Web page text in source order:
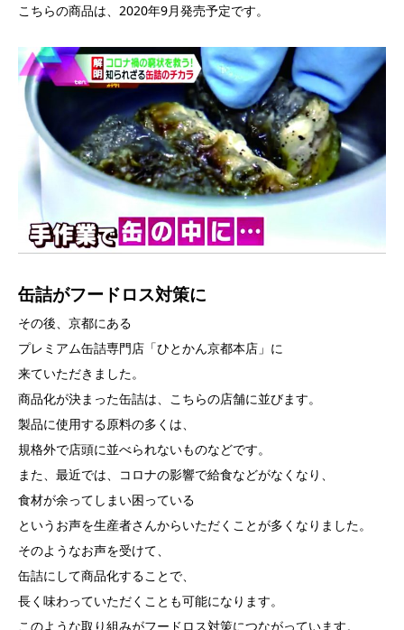
こちらの商品は、2020年9月発売予定です。
缶詰がフードロス対策に
その後、京都にある
プレミアム缶詰専門店「ひとかん京都本店」に
来ていただきました。
商品化が決まった缶詰は、こちらの店舗に並びます。
製品に使用する原料の多くは、
規格外で店頭に並べられないものなどです。
また、最近では、コロナの影響で給食などがなくなり、
食材が余ってしまい困っている
というお声を生産者さんからいただくことが多くなりました。
そのようなお声を受けて、
缶詰にして商品化することで、
長く味わっていただくことも可能になります。
このような取り組みがフードロス対策につながっています。